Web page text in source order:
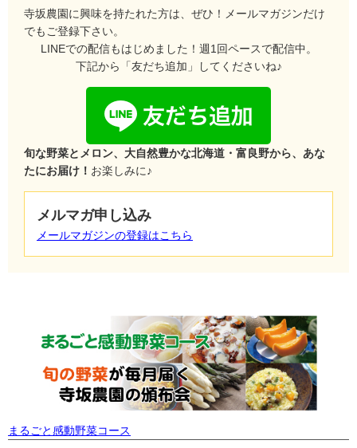
寺坂農園に興味を持たれた方は、ぜひ！メールマガジンだけ
でもご登録下さい。
LINEでの配信もはじめました！週1回ペースで配信中。
下記から「友だち追加」してくださいね♪
旬な野菜とメロン、大自然豊かな北海道・富良野から、あな
たにお届け！ お楽しみに♪
メルマガ申し込み
メールマガジンの登録はこちら
まるごと感動野菜コース